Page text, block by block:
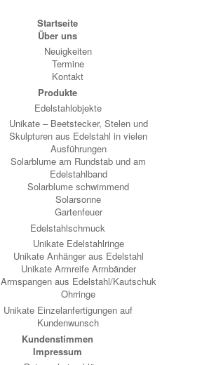
Startseite
Über uns
Neuigkeiten
Termine
Kontakt
Produkte
Edelstahlobjekte
Unikate – Beetstecker, Stelen und
Skulpturen aus Edelstahl in vielen
Ausführungen
Solarblume am Rundstab und am
Edelstahlband
Solarblume schwimmend
Solarsonne
Gartenfeuer
Edelstahlschmuck
Unikate Edelstahlringe
Unikate Anhänger aus Edelstahl
Unikate Armreife Armbänder
Armspangen aus Edelstahl/Kautschuk
Ohrringe
Unikate Einzelanfertigungen auf
Kundenwunsch
Kundenstimmen
Impressum